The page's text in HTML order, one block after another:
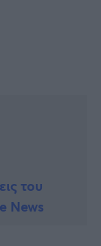
του
News